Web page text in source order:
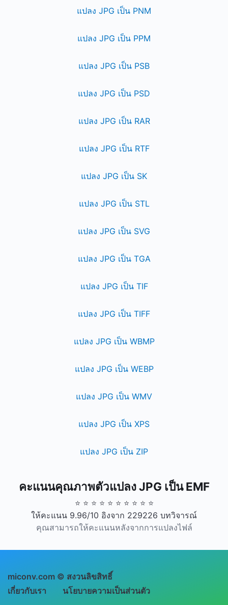
แปลง JPG เป็น PNM
แปลง JPG เป็น PPM
แปลง JPG เป็น PSB
แปลง JPG เป็น PSD
แปลง JPG เป็น RAR
แปลง JPG เป็น RTF
แปลง JPG เป็น SK
แปลง JPG เป็น STL
แปลง JPG เป็น SVG
แปลง JPG เป็น TGA
แปลง JPG เป็น TIF
แปลง JPG เป็น TIFF
แปลง JPG เป็น WBMP
แปลง JPG เป็น WEBP
แปลง JPG เป็น WMV
แปลง JPG เป็น XPS
แปลง JPG เป็น ZIP
คะแนนคุณภาพตัวแปลง JPG เป็น EMF
⭐ ⭐ ⭐ ⭐ ⭐ ⭐ ⭐ ⭐ ⭐ ⭐
ให้คะแนน 9.96/10 อิงจาก 229226 บทวิจารณ์
คุณสามารถให้คะแนนหลังจากการแปลงไฟล์
miconv.com © สงวนลิขสิทธิ์
เกี่ยวกับเรา
นโยบายความเป็นส่วนตัว